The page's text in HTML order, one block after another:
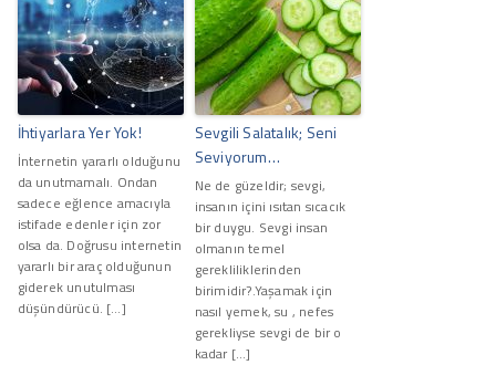
İhtiyarlara Yer Yok!
İnternetin yararlı olduğunu
da unutmamalı. Ondan
sadece eğlence amacıyla
istifade edenler için zor
olsa da. Doğrusu internetin
yararlı bir araç olduğunun
giderek unutulması
düşündürücü. […]
Sevgili Salatalık; Seni
Seviyorum…
Ne de güzeldir; sevgi,
insanın içini ısıtan sıcacık
bir duygu. Sevgi insan
olmanın temel
gerekliliklerinden
birimidir?.Yaşamak için
nasıl yemek, su , nefes
gerekliyse sevgi de bir o
kadar […]